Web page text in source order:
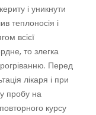
і уникнути
теплоносія і
всієї
то злегка
Перед
лікаря і при
пробу на
курсу